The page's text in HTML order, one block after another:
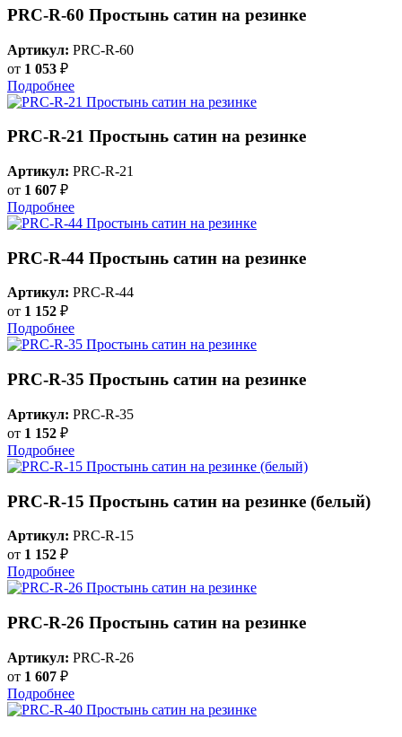
PRC-R-60 Простынь сатин на резинке
Артикул: PRC-R-60
от 1 053 ₽
Подробнее
PRC-R-21 Простынь сатин на резинке
Артикул: PRC-R-21
от 1 607 ₽
Подробнее
PRC-R-44 Простынь сатин на резинке
Артикул: PRC-R-44
от 1 152 ₽
Подробнее
PRC-R-35 Простынь сатин на резинке
Артикул: PRC-R-35
от 1 152 ₽
Подробнее
PRC-R-15 Простынь сатин на резинке (белый)
Артикул: PRC-R-15
от 1 152 ₽
Подробнее
PRC-R-26 Простынь сатин на резинке
Артикул: PRC-R-26
от 1 607 ₽
Подробнее